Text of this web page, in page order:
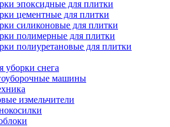
эпоксидные для плитки
цементные для плитки
силиконовые для плитки
полимерные для плитки
полиуретановые для плитки
уборки снега
машины
измельчители